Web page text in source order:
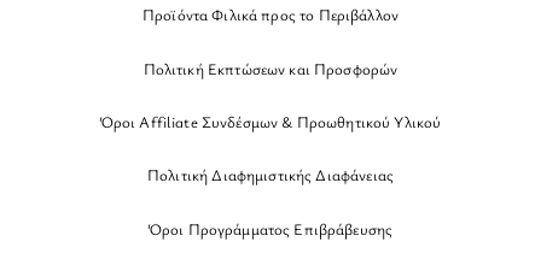
Προϊόντα Φιλικά προς το Περιβάλλον
Πολιτική Εκπτώσεων και Προσφορών
Όροι Affiliate Συνδέσμων & Προωθητικού Υλικού
Πολιτική Διαφημιστικής Διαφάνειας
Όροι Προγράμματος Επιβράβευσης